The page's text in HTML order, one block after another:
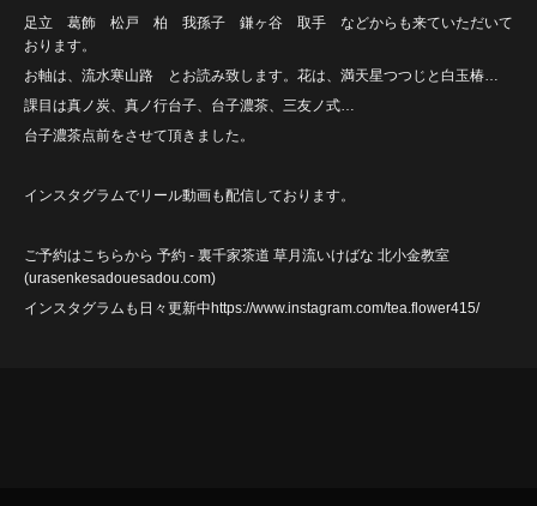
足立 葛飾 松戸 柏 我孫子 鎌ヶ谷 取手 などからも来ていただいて
おります。
お軸は、流水寒山路 とお読み致します。花は、満天星つつじと白玉椿…
課目は真ノ炭、真ノ行台子、台子濃茶、三友ノ式…
台子濃茶点前をさせて頂きました。
インスタグラムでリール動画も配信しております。
ご予約はこちらから 予約 - 裏千家茶道 草月流いけばな 北小金教室
(urasenkesadouesadou .com)
インスタグラムも日々更新中https://www.instagram.com/tea.flower415/